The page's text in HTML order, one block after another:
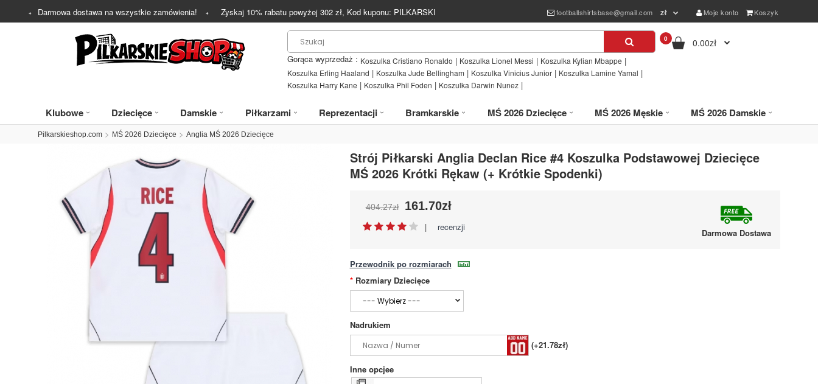
Darmowa dostawa na wszystkie zamówienia! Zyskaj 10% rabatu powyżej 302 zł, Kod kuponu: PILKARSKI footballshirtsbase@gmail.com zł Moje konto Koszyk
Gorąca wyprzedaż : Koszulka Cristiano Ronaldo | Koszulka Lionel Messi | Koszulka Kylian Mbappe |
Koszulka Erling Haaland | Koszulka Jude Bellingham | Koszulka Vinicius Junior | Koszulka Lamine Yamal |
Koszulka Harry Kane | Koszulka Phil Foden | Koszulka Darwin Nunez |
0 0.00zł
Klubowe Dziecięce Damskie Piłkarzami Reprezentacji Bramkarskie MŚ 2026 Dziecięce MŚ 2026 Męskie MŚ 2026 Damskie
Pilkarskieshop.com MŚ 2026 Dziecięce Anglia MŚ 2026 Dziecięce
Strój Piłkarski Anglia Declan Rice #4 Koszulka Podstawowej Dziecięce
MŚ 2026 Krótki Rękaw (+ Krótkie Spodenki)
404.27zł 161.70zł
| recenzji
Darmowa Dostawa
Przewodnik po rozmiarach
Rozmiary Dziecięce
Nadrukiem
(+21.78zł)
Inne opcjee